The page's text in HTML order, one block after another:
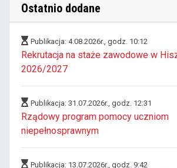
Ostatnio dodane
Publikacja: 4.08.2026r., godz. 10:12
Rekrutacja na staże zawodowe w
2026/2027
Publikacja: 31.07.2026r., godz. 12:31
Rządowy program pomocy uczniom
niepełnosprawnym
Publikacja: 13.07.2026r., godz. 9:42